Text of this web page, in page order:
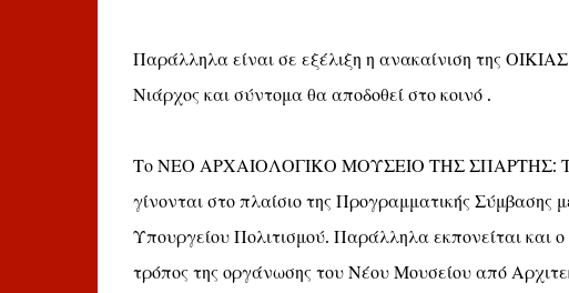
Παράλληλα είναι σε εξέλιξη η ανακαίνιση της
Νιάρχος και σύντομα θα αποδοθεί στο κοινό .
Το ΝΕΟ ΑΡΧΑΙΟΛΟΓΙΚΟ ΜΟΥΣΕΙΟ ΤΗΣ ΣΠΑΡΤΗΣ:
γίνονται στο πλαίσιο της Προγραμματικής Σύμβασης
Υπουργείου Πολιτισμού. Παράλληλα εκπονείται
τρόπος της οργάνωσης του Νέου Μουσείου από